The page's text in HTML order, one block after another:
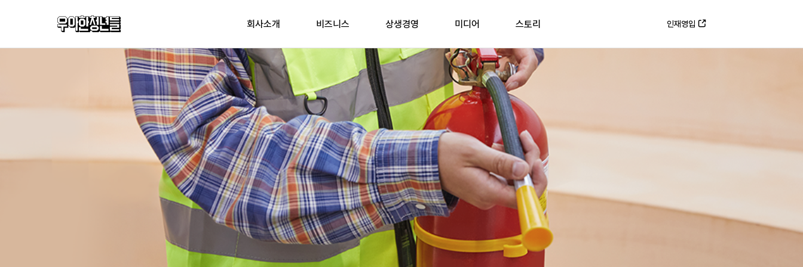
회사소개 비즈니스 상생경영 미디어 스토리 인재영입